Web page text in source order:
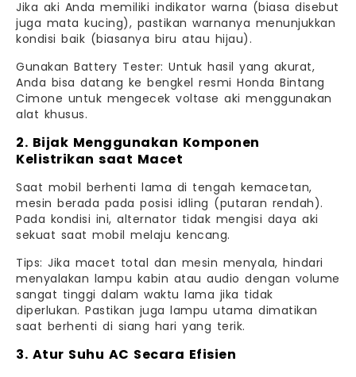
Jika aki Anda memiliki indikator warna (biasa disebut
juga mata kucing), pastikan warnanya menunjukkan
kondisi baik (biasanya biru atau hijau).
Gunakan Battery Tester: Untuk hasil yang akurat,
Anda bisa datang ke bengkel resmi Honda Bintang
Cimone untuk mengecek voltase aki menggunakan
alat khusus.
2. Bijak Menggunakan Komponen
Kelistrikan saat Macet
Saat mobil berhenti lama di tengah kemacetan,
mesin berada pada posisi idling (putaran rendah).
Pada kondisi ini, alternator tidak mengisi daya aki
sekuat saat mobil melaju kencang.
Tips: Jika macet total dan mesin menyala, hindari
menyalakan lampu kabin atau audio dengan volume
sangat tinggi dalam waktu lama jika tidak
diperlukan. Pastikan juga lampu utama dimatikan
saat berhenti di siang hari yang terik.
3. Atur Suhu AC Secara Efisien